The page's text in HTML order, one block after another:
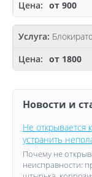
от 900
от 1800
Новости и
Не открывается
устранить
Почему не
неисправности: